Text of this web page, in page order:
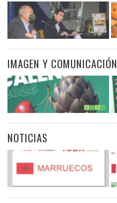
IMAGEN Y COMUNICACIÓN
NOTICIAS